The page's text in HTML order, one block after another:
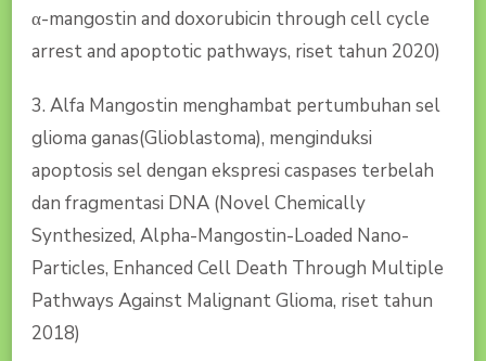
α-mangostin and doxorubicin through cell cycle
arrest and apoptotic pathways, riset tahun 2020)
3. Alfa Mangostin menghambat pertumbuhan sel
glioma ganas(Glioblastoma), menginduksi
apoptosis sel dengan ekspresi caspases terbelah
dan fragmentasi DNA (Novel Chemically
Synthesized, Alpha-Mangostin-Loaded Nano-
Particles, Enhanced Cell Death Through Multiple
Pathways Against Malignant Glioma, riset tahun
2018)